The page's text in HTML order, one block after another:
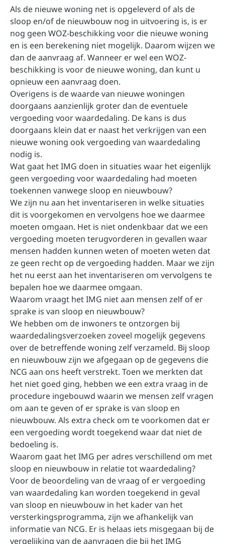
Als de nieuwe woning net is opgeleverd of als de
sloop en/of de nieuwbouw nog in uitvoering is, is er
nog geen WOZ-beschikking voor die nieuwe woning
en is een berekening niet mogelijk. Daarom wijzen we
dan de aanvraag af. Wanneer er wel een WOZ-
beschikking is voor de nieuwe woning, dan kunt u
opnieuw een aanvraag doen.
Overigens is de waarde van nieuwe woningen
doorgaans aanzienlijk groter dan de eventuele
vergoeding voor waardedaling. De kans is dus
doorgaans klein dat er naast het verkrijgen van een
nieuwe woning ook vergoeding van waardedaling
nodig is.
Wat gaat het IMG doen in situaties waar het eigenlijk
geen vergoeding voor waardedaling had moeten
toekennen vanwege sloop en nieuwbouw?
We zijn nu aan het inventariseren in welke situaties
dit is voorgekomen en vervolgens hoe we daarmee
moeten omgaan. Het is niet ondenkbaar dat we een
vergoeding moeten terugvorderen in gevallen waar
mensen hadden kunnen weten of moeten weten dat
ze geen recht op de vergoeding hadden. Maar we zijn
het nu eerst aan het inventariseren om vervolgens te
bepalen hoe we daarmee omgaan.
Waarom vraagt het IMG niet aan mensen zelf of er
sprake is van sloop en nieuwbouw?
We hebben om de inwoners te ontzorgen bij
waardedalingsverzoeken zoveel mogelijk gegevens
over de betreffende woning zelf verzameld. Bij sloop
en nieuwbouw zijn we afgegaan op de gegevens die
NCG aan ons heeft verstrekt. Toen we merkten dat
het niet goed ging, hebben we een extra vraag in de
procedure ingebouwd waarin we mensen zelf vragen
om aan te geven of er sprake is van sloop en
nieuwbouw. Als extra check om te voorkomen dat er
een vergoeding wordt toegekend waar dat niet de
bedoeling is.
Waarom gaat het IMG per adres verschillend om met
sloop en nieuwbouw in relatie tot waardedaling?
Voor de beoordeling van de vraag of er vergoeding
van waardedaling kan worden toegekend in geval
van sloop en nieuwbouw in het kader van het
versterkingsprogramma, zijn we afhankelijk van
informatie van NCG. Er is helaas iets misgegaan bij de
vergelijking van de aanvragen die bij het IMG